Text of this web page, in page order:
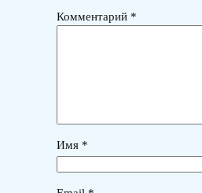
Комментарий *
Имя *